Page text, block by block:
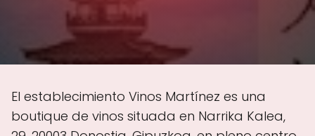
El establecimiento Vinos Martínez es una
boutique de vinos situada en Narrika Kalea,